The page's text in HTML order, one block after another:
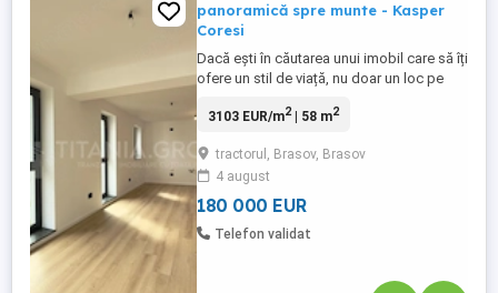
panoramică spre munte - Kasper
Coresi
Dacă ești în căutarea unui imobil care să îți
ofere un stil de viață, nu doar un loc pe
descoperi această proprietate.
experiență de viață la munte, având
ferestre mari și o vedere panoramică
superbă. Poziționat în unul dintre ...
3103 EUR/m2| 58 m2
tractorul, Brasov, Brasov
4 august
180 000 EUR
Telefon validat